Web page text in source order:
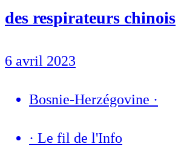
des respirateurs chinois
6 avril 2023
Bosnie-Herzégovine ·
· Le fil de l'Info